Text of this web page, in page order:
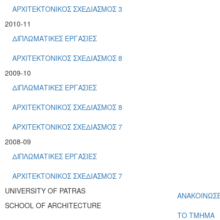
ΑΡΧΙΤΕΚΤΟΝΙΚΟΣ ΣΧΕΔΙΑΣΜΟΣ 3
2010-11
ΔΙΠΛΩΜΑΤΙΚΕΣ ΕΡΓΑΣΙΕΣ
ΑΡΧΙΤΕΚΤΟΝΙΚΟΣ ΣΧΕΔΙΑΣΜΟΣ 8
2009-10
ΔΙΠΛΩΜΑΤΙΚΕΣ ΕΡΓΑΣΙΕΣ
ΑΡΧΙΤΕΚΤΟΝΙΚΟΣ ΣΧΕΔΙΑΣΜΟΣ 8
ΑΡΧΙΤΕΚΤΟΝΙΚΟΣ ΣΧΕΔΙΑΣΜΟΣ 7
2008-09
ΔΙΠΛΩΜΑΤΙΚΕΣ ΕΡΓΑΣΙΕΣ
ΑΡΧΙΤΕΚΤΟΝΙΚΟΣ ΣΧΕΔΙΑΣΜΟΣ 7
ΤΟ ΤΜΗΜΑ
UNIVERSITY OF PATRAS
SCHOOL OF ARCHITECTURE